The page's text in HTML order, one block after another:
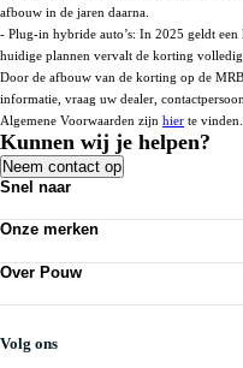
afbouw in de jaren daarna.
- Plug-in hybride auto’s: In 2025 geldt
huidige plannen vervalt de korting
Door de afbouw van de korting op de
informatie, vraag uw dealer,
Algemene Voorwaarden zijn hier te vinden.
Kunnen wij je helpen?
Neem contact op
Snel naar
Bedrijfswagens
Kennisbank
Vestigingen
Onze merken
Audi
Škoda
VW Bedrijfswagens
Over Pouw
Vacatures
Mijn Pouw
Volg ons